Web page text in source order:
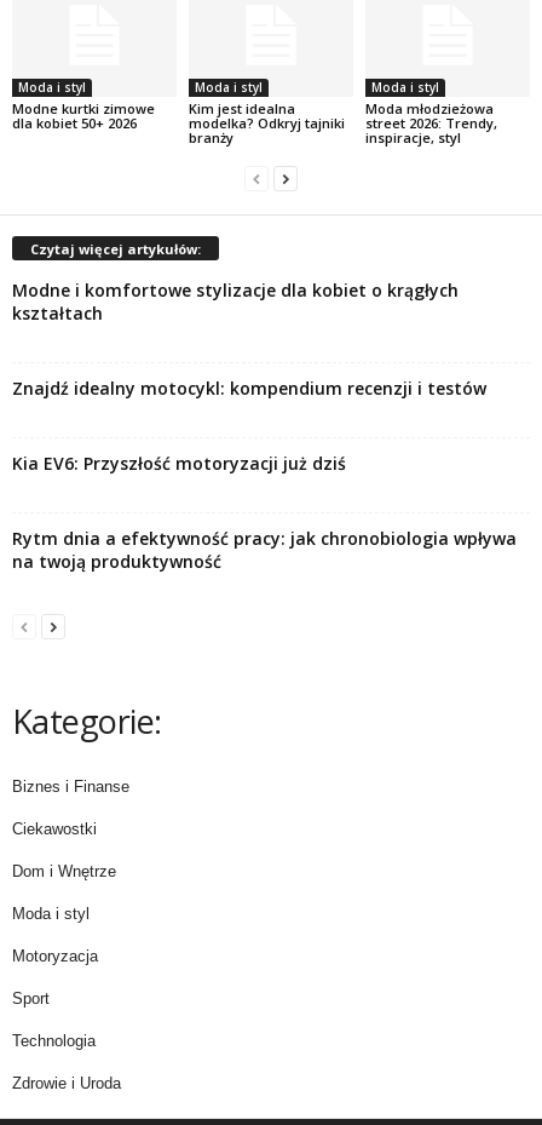
Moda i styl
Modne kurtki zimowe
dla kobiet 50+ 2026
Moda i styl
Kim jest idealna
modelka? Odkryj tajniki
branży
Moda i styl
Moda młodzieżowa
street 2026: Trendy,
inspiracje, styl
Czytaj więcej artykułów:
Modne i komfortowe stylizacje dla kobiet o krągłych
kształtach
Znajdź idealny motocykl: kompendium recenzji i testów
Kia EV6: Przyszłość motoryzacji już dziś
Rytm dnia a efektywność pracy: jak chronobiologia wpływa
na twoją produktywność
Kategorie:
Biznes i Finanse
Ciekawostki
Dom i Wnętrze
Moda i styl
Motoryzacja
Sport
Technologia
Zdrowie i Uroda